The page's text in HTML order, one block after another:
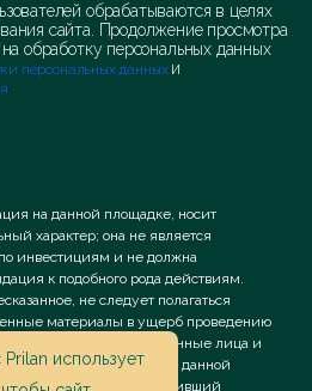
обрабатываются в целях
сайта. Продолжение просмотра
обработку персональных данных
персональных данных и
на данной площадке, носит
характер; она не является
инвестициям и не должна
к подобного рода действиям.
не следует полагаться
материалы в ущерб проведению
«Prilan» его аффилированные лица и
за использование данной
ущерб, наступивший
использует